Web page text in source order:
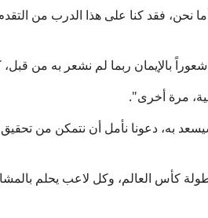
بالإيمان ربما لم نشعر به من
مرة أخرى".
بالفريق وسيسعد به، دعونا نأمل أن نتمكن من
كأس العالم، وكل لاعب يحلم